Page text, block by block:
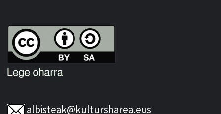
albisteak@kultursharea.eus